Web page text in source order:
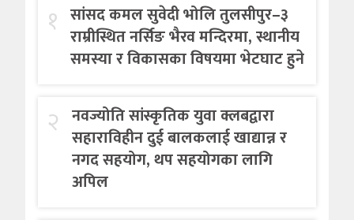
१ सांसद कमल सुवेदी भोलि तुलसीपुर–३
राम्रीस्थित नर्सिङ भैरव मन्दिरमा, स्थानीय
समस्या र विकासका विषयमा भेटघाट हुने
२ नवज्योति सांस्कृतिक युवा क्लबद्वारा
सहाराविहीन दुई बालकलाई खाद्यान्न र
नगद सहयोग, थप सहयोगका लागि
अपिल